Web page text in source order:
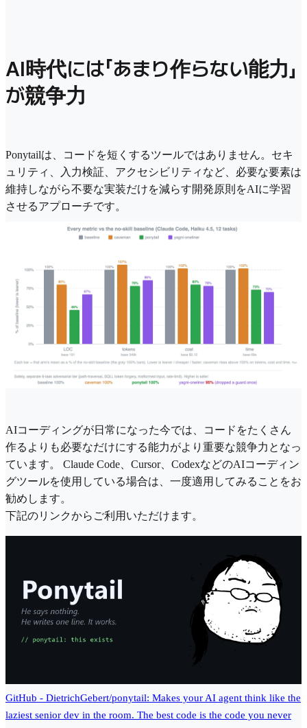
AI時代には「あまり作らない能力」
が競争力
Ponytailは、コードを短くするツールではありません。セキ
ュリティ、入力検証、アクセシビリティなど、必要な要素は
維持しながら不要な実装だけを減らす開発原則をAIに学習
させるアプローチです。
AIコーディングが日常になった今では、コードをたくさん
作るよりも必要なだけにする能力がより重要な競争力となっ
ています。 Claude Code、Cursor、CodexなどのAIコーディン
グツールを使用している場合は、一度適用してみることをお
勧めします。
下記のリンクからご利用いただけます。
GitHub - DietrichGebert/ponytail: Makes your AI agent think like the
laziest senior dev in the room. The best code is the code you never